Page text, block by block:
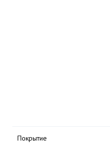
Покрытие